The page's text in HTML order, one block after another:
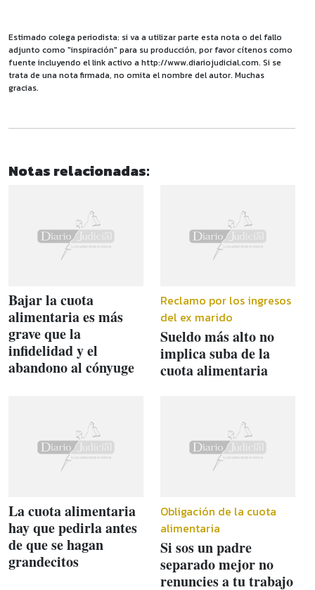
Estimado colega periodista: si va a utilizar parte esta nota o del fallo
adjunto como "inspiración" para su producción, por favor cítenos como
fuente incluyendo el link activo a http://www.diariojudicial.com. Si se
trata de una nota firmada, no omita el nombre del autor. Muchas
gracias.
Notas relacionadas:
Bajar la cuota
alimentaria es más
grave que la
infidelidad y el
abandono al cónyuge
Reclamo por los ingresos
del ex marido
Sueldo más alto no
implica suba de la
cuota alimentaria
La cuota alimentaria
hay que pedirla antes
de que se hagan
grandecitos
Obligación de la cuota
alimentaria
Si sos un padre
separado mejor no
renuncies a tu trabajo